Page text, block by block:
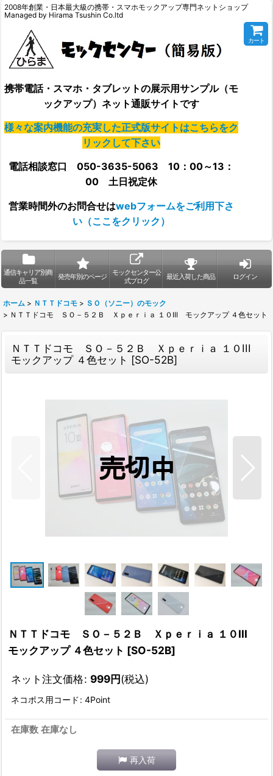
2008年創業・日本最大級の携帯・スマホモックアップ専門ネットショップ
Managed by Hirama Tsushin Co.ltd
携帯電話・スマホ・タブレットの展示用サンプル（モ
ックアップ）ネット通販サイトです
様々な案内機能の充実した正式版サイトはこちらをク
リックして下さい
電話相談窓口 050-3635-5063 10：00～13：
00 土日祝定休
営業時間外のお問合せはwebフォームをご利用下さ
い（ここをクリック）
カート
通信キャリア別商
品一覧
発売年別のページ
モックセンター公
式ブログ
最近入荷した商品 ログイン
ホーム > ＮＴＴドコモ > ＳＯ（ソニー）のモック
> ＮＴＴドコモ ＳＯ－５２Ｂ Ｘｐｅｒｉａ １０III モックアップ ４色セット
ＮＴＴドコモ ＳＯ－５２Ｂ Ｘｐｅｒｉａ １０III
モックアップ ４色セット [SO-52B]
ＮＴＴドコモ ＳＯ－５２Ｂ Ｘｐｅｒｉａ １０III
モックアップ ４色セット [SO-52B]
ネット注文価格: 999円(税込)
ネコポス用コード : 4Point
在庫数 在庫なし
再入荷